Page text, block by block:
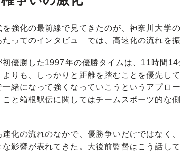
強化の最前線で見てきたのが、神奈川大学
たってのインタビューでは、高速化の流れを
初優勝した1997年の優勝タイムは、11時間
よりも、しっかりと距離を踏むことを優先し
一緒になって強くなっていこうというアプロ
と箱根駅伝に関してはチームスポーツ的な
化の流れのなかで、優勝争いだけではなく
影響が表れてきた。大後前監督はこう話して